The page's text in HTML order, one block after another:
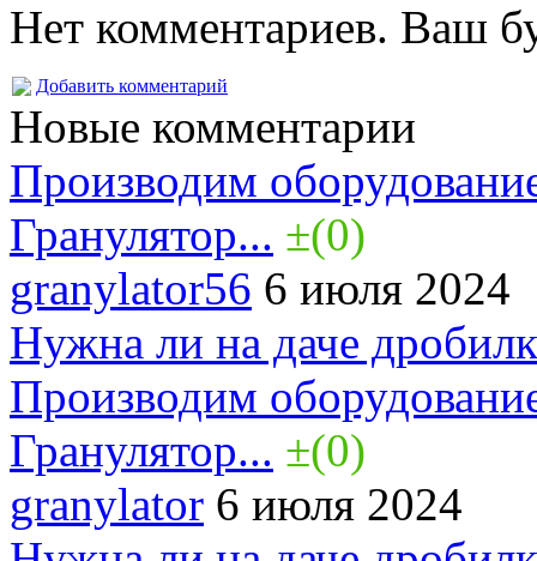
Нет комментариев. Ваш
Добавить комментарий
Новые комментарии
Производим
Гранулятор... ±(0)
granylator56 6 июля 2024
Нужна ли на даче
Производим
Гранулятор... ±(0)
granylator 6 июля 2024